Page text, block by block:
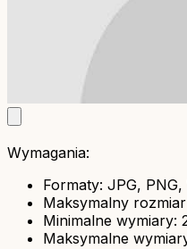
Wymagania:
Formaty: JPG, PNG,
Maksymalny
Minimalne wymiary:
Maksymalne